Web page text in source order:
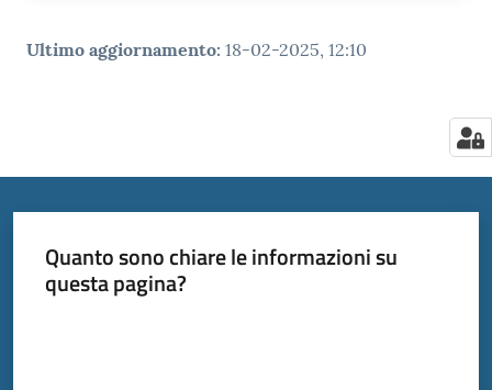
Ultimo aggiornamento: 18-02-2025, 12:10
Quanto sono chiare le informazioni su
questa pagina?